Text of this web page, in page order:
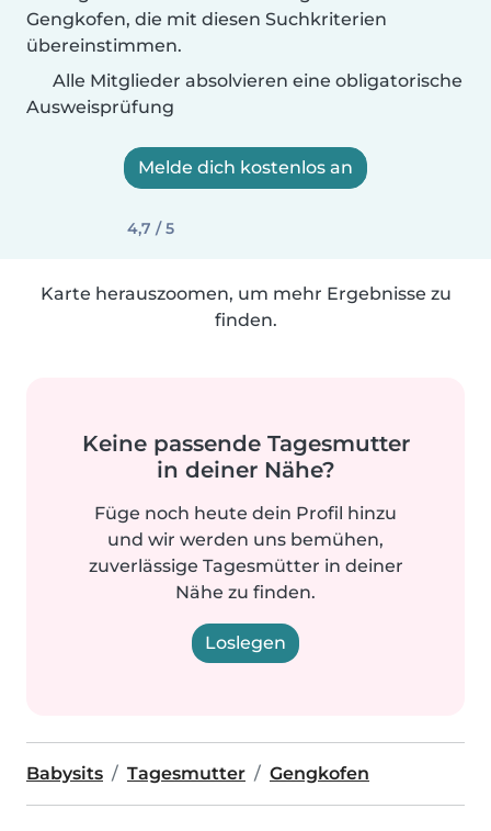
Gengkofen, die mit diesen Suchkriterien
übereinstimmen.
Alle Mitglieder absolvieren eine obligatorische
Ausweisprüfung
Melde dich kostenlos an
4,7 / 5
Karte herauszoomen, um mehr Ergebnisse zu
finden.
Keine passende Tagesmutter
in deiner Nähe?
Füge noch heute dein Profil hinzu
und wir werden uns bemühen,
zuverlässige Tagesmütter in deiner
Nähe zu finden.
Loslegen
Babysits Tagesmutter Gengkofen